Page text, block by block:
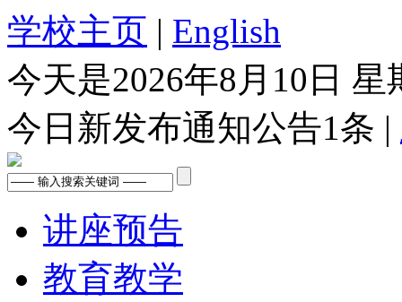
学校主页 | English
今天是2026年8月10日 星
今日新发布通知公告1条 |
讲座预告
教育教学